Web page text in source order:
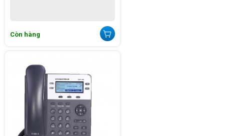
Còn hàng